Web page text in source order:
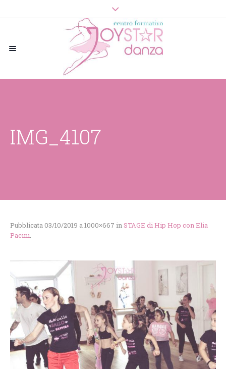
IMG_4107
Pubblicata03/10/2019 a 1000×667 inSTAGE di Hip Hop con Elia
Pacini.